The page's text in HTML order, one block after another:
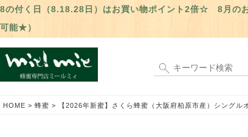
8の付く日（8.18.28日）はお買い物ポイント2倍☆ 8月の
可能★）
HOME 蜂蜜 【2026年新蜜】さくら蜂蜜（大阪府柏原市産）シングル